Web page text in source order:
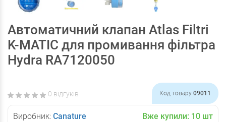
Автоматичний клапан Atlas Filtri
K-MATIC для промивання фільтра
Hydra RA7120050
0 відгуків Код товару 09011
Виробник: Canature Вже купили: 10 шт